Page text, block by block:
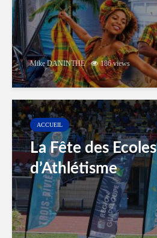
Mike DANINTHE 186 views
ACCUEIL
La Fête des Ecoles
d’Athlétisme